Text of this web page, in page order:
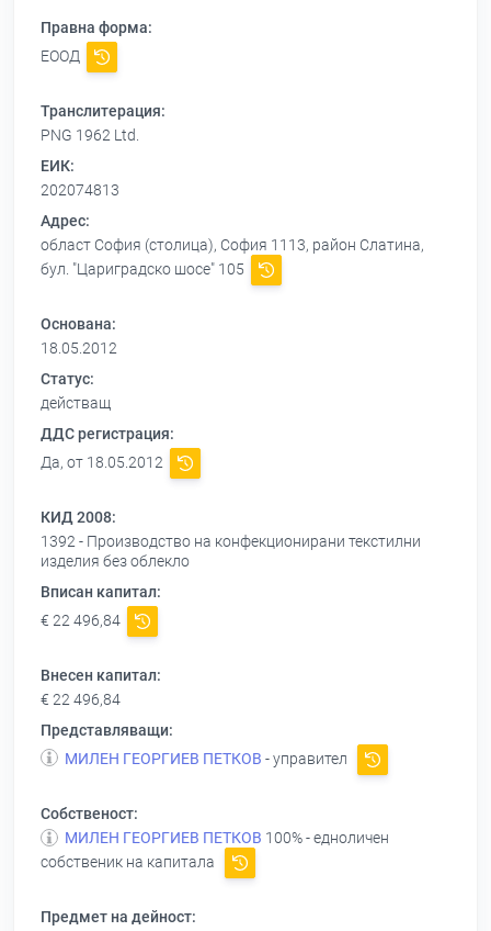
Правна форма:
ЕООД
Транслитерация:
PNG 1962 Ltd.
ЕИК:
202074813
Адрес:
област София (столица), София 1113, район Слатина,
бул. "Цариградско шосе" 105
Основана:
18.05.2012
Статус:
действащ
ДДС регистрация:
Да, от 18.05.2012
КИД 2008:
1392 - Производство на конфекционирани текстилни
изделия без облекло
Вписан капитал:
€ 22 496,84
Внесен капитал:
€ 22 496,84
Представляващи:
МИЛЕН ГЕОРГИЕВ ПЕТКОВ - управител
Собственост:
МИЛЕН ГЕОРГИЕВ ПЕТКОВ 100% - едноличен
собственик на капитала
Предмет на дейност: